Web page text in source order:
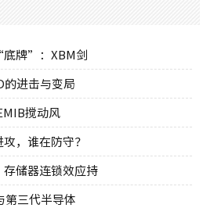
底牌”：XBM剑
的进击与变局
搅动风
，谁在防守？
储器连锁效应持
第三代半导体